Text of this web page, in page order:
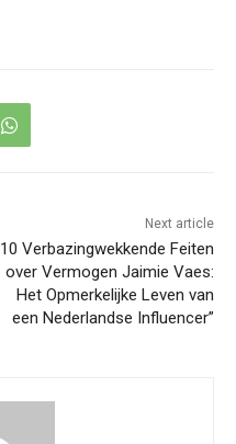
Next article
10 Verbazingwekkende Feiten
over Vermogen Jaimie Vaes:
Het Opmerkelijke Leven van
een Nederlandse Influencer”